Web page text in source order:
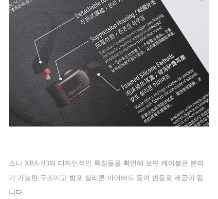
소니 XBA-H3의 디자인적인 특징들을 확인해 보면 케이블은 분리
가 가능한 구조이고 발포 실리콘 이어버드 등이 번들로 제공이 됩
니다.